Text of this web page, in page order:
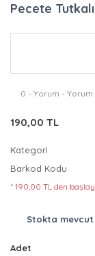
Pecete
0 - Yorum - Yorum
190,00 TL
Kategori
Barkod Kodu
* 190,00 TL den
Stokta mevcut
Adet